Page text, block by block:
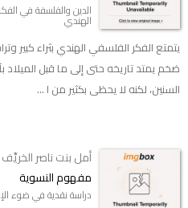
الدين والفلسفة في
الهندي
يتمتع الفكر الفلسفي الهندي بثراء كبير
ضخم يمتد تاريخه حتى إلى ما قبل الميلاد
السنين، لكنه لا يحظى بكثير من ا ...
أمل بنت ناصر الخريِّف
مفهوم النسوية
دراسة نقدية في ضوء